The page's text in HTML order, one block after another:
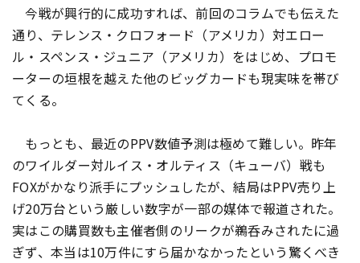
今戦が興行的に成功すれば、前回のコラムでも伝えた
通り、テレンス・クロフォード（アメリカ）対エロー
ル・スペンス・ジュニア（アメリカ）をはじめ、プロモ
ーターの垣根を越えた他のビッグカードも現実味を帯び
てくる。
もっとも、最近のPPV数値予測は極めて難しい。昨年
のワイルダー対ルイス・オルティス（キューバ）戦も
FOXがかなり派手にプッシュしたが、結局はPPV売り上
げ20万台という厳しい数字が一部の媒体で報道された。
実はこの購買数も主催者側のリークが鵜呑みされたに過
ぎず、本当は10万件にすら届かなかったという驚くべき